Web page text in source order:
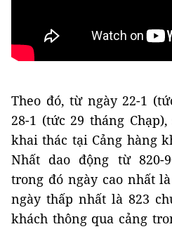
Theo đó, từ ngày 22-1
28-1 (tức 29 tháng
khai thác tại Cảng hàng
Nhất dao động từ 820-
trong đó ngày cao nhất
ngày thấp nhất là 823
khách thông qua cảng